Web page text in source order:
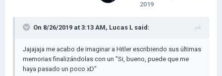
2019
On 8/26/2019 at 3:13 AM, Lucas L said:
Jajajaja me acabo de imaginar a Hitler escribiendo sus últimas
memorias finalizándolas con un "Si, bueno, puede que me
haya pasado un poco xD"